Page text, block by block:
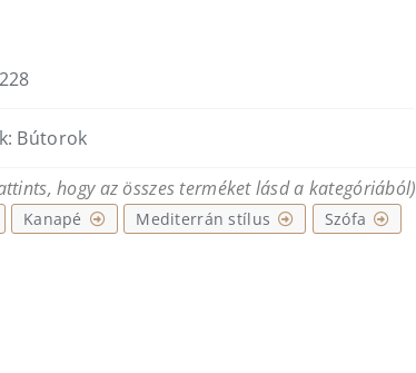
Bútorok
hogy az összes terméket lásd a kategóriából)
Kanapé Mediterrán stílus Szófa